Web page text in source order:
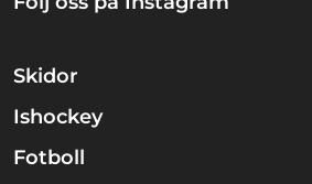
Skidor
Ishockey
Fotboll